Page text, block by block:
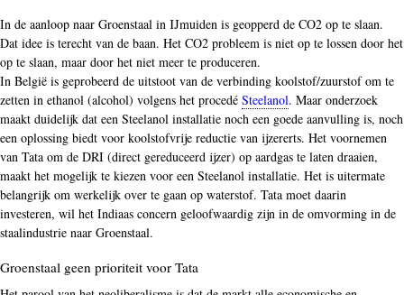
In de aanloop naar Groenstaal in IJmuiden is geopperd de CO2 op te slaan.
Dat idee is terecht van de baan. Het CO2 probleem is niet op te lossen door het
op te slaan, maar door het niet meer te produceren.
In België is geprobeerd de uitstoot van de verbinding koolstof/zuurstof om te
zetten in ethanol (alcohol) volgens het procedé Steelanol. Maar onderzoek
maakt duidelijk dat een Steelanol installatie noch een goede aanvulling is, noch
een oplossing biedt voor koolstofvrije reductie van ijzererts. Het voornemen
van Tata om de DRI (direct gereduceerd ijzer) op aardgas te laten draaien,
maakt het mogelijk te kiezen voor een Steelanol installatie. Het is uitermate
belangrijk om werkelijk over te gaan op waterstof. Tata moet daarin
investeren, wil het Indiaas concern geloofwaardig zijn in de omvorming in de
staalindustrie naar Groenstaal.
Groenstaal geen prioriteit voor Tata